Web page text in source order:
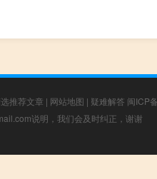
推荐文章 | 网站地图 | 疑难解答 闽ICP
说明，我们会及时纠正，谢谢